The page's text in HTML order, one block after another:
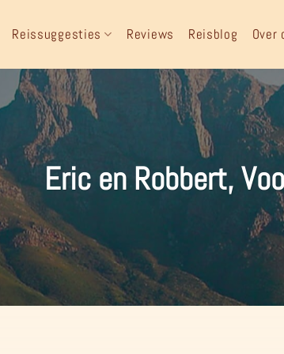
Reissuggesties Reviews Reisblog Over
Eric en Robbert,